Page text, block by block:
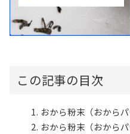
この記事の目次
おから粉末（おから
おから粉末（おから